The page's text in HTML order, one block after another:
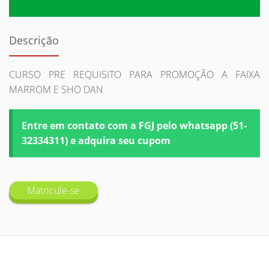
Descrição
CURSO PRE REQUISITO PARA PROMOÇÃO A FAIXA
MARROM E SHO DAN
Entre em contato com a FGJ pelo whatsapp (51-
32334311) e adquira seu cupom
Matricule-se